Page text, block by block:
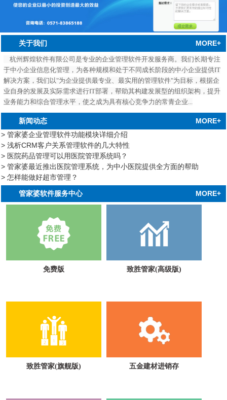
关于我们 MORE+
杭州辉煌软件有限公司是专业的企业管理软件开发服务商。我们长期专注
于中小企业信息化管理，为各种规模和处于不同成长阶段的中小企业提供IT
解决方案，我们以"为企业提供最专业、最实用的管理软件"为目标，根据企
业自身的发展及实际需求进行IT部署，帮助其构建发展型的组织架构，提升
业务能力和综合管理水平，使之成为具有核心竞争力的常青企业...
新闻动态
MORE+
> 管家婆企业管理软件功能模块详细介绍
> 浅析CRM客户关系管理软件的几大特性
> 医院药品管理可以用医院管理系统吗？
> 管家婆最近推出医院管理系统，为中小医院提供全方面的帮助
> 怎样能做好超市管理？
管家婆软件服务中心 MORE+
免费版 致胜管家(高级版)
致胜管家(旗舰版) 五金建材进销存